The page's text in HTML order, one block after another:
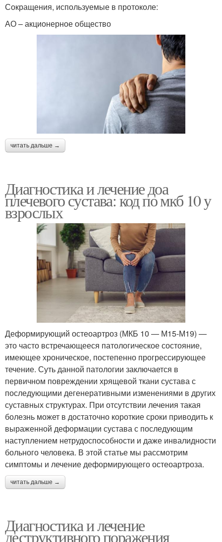
Сокращения, используемые в протоколе:
АО – акционерное общество
читать дальше →
Диагностика и лечение доа
плечевого сустава: код по мкб 10 у
взрослых
Деформирующий остеоартроз (МКБ 10 — М15-М19) —
это часто встречающееся патологическое состояние,
имеющее хроническое, постепенно прогрессирующее
течение. Суть данной патологии заключается в
первичном повреждении хрящевой ткани сустава с
последующими дегенеративными изменениями в других
суставных структурах. При отсутствии лечения такая
болезнь может в достаточно короткие сроки приводить к
выраженной деформации сустава с последующим
наступлением нетрудоспособности и даже инвалидности
больного человека. В этой статье мы рассмотрим
симптомы и лечение деформирующего остеоартроза.
читать дальше →
Диагностика и лечение
деструктивного поражения